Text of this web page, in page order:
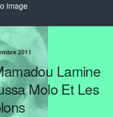
2011
Lamine
Molo Et Les